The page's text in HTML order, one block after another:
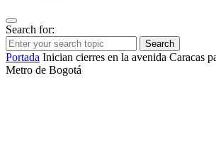
Search for:
Search
Portada Inician cierres en la avenida Caracas
Metro de Bogotá